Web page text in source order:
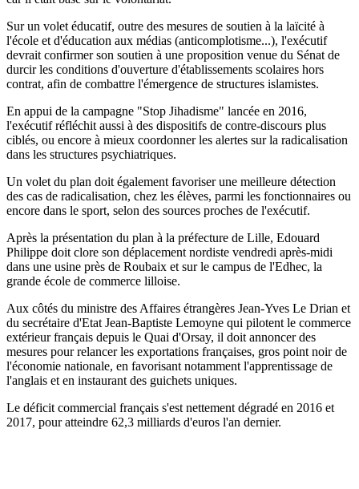
Sur un volet éducatif, outre des mesures de soutien à la laïcité à
l'école et d'éducation aux médias (anticomplotisme...), l'exécutif
devrait confirmer son soutien à une proposition venue du Sénat de
durcir les conditions d'ouverture d'établissements scolaires hors
contrat, afin de combattre l'émergence de structures islamistes.
En appui de la campagne "Stop Jihadisme" lancée en 2016,
l'exécutif réfléchit aussi à des dispositifs de contre-discours plus
ciblés, ou encore à mieux coordonner les alertes sur la radicalisation
dans les structures psychiatriques.
Un volet du plan doit également favoriser une meilleure détection
des cas de radicalisation, chez les élèves, parmi les fonctionnaires ou
encore dans le sport, selon des sources proches de l'exécutif.
Après la présentation du plan à la préfecture de Lille, Edouard
Philippe doit clore son déplacement nordiste vendredi après-midi
dans une usine près de Roubaix et sur le campus de l'Edhec, la
grande école de commerce lilloise.
Aux côtés du ministre des Affaires étrangères Jean-Yves Le Drian et
du secrétaire d'Etat Jean-Baptiste Lemoyne qui pilotent le commerce
extérieur français depuis le Quai d'Orsay, il doit annoncer des
mesures pour relancer les exportations françaises, gros point noir de
l'économie nationale, en favorisant notamment l'apprentissage de
l'anglais et en instaurant des guichets uniques.
Le déficit commercial français s'est nettement dégradé en 2016 et
2017, pour atteindre 62,3 milliards d'euros l'an dernier.